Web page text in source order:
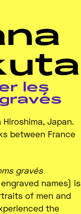
les
Hiroshima, Japan.
between France
gravés
names) is
of men and
the